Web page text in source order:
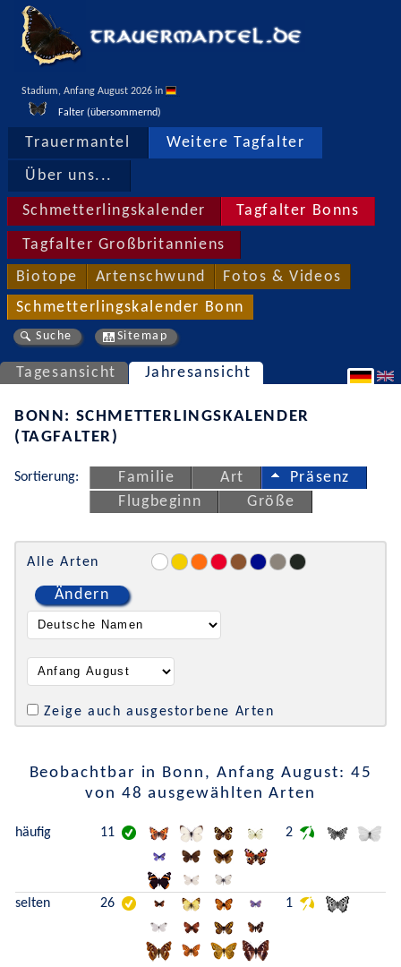
Stadium, Anfang August 2026 in
Falter (übersommernd)
Trauermantel Weitere Tagfalter
Über uns...
Schmetterlingskalender Tagfalter Bonns
Tagfalter Großbritanniens
Biotope Artenschwund Fotos & Videos
Schmetterlingskalender Bonn
Suche Sitemap
Tagesansicht Jahresansicht
BONN: SCHMETTERLINGSKALENDER
(TAGFALTER)
Sortierung: Familie Art
Präsenz
Flugbeginn
Größe
Alle Arten
Ändern
Zeige auch ausgestorbene Arten
Beobachtbar in Bonn, Anfang August: 45
von 48 ausgewählten Arten
häufig 11 2
selten 26 1